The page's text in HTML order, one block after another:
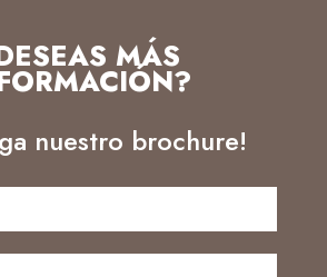
MÁS
nuestro brochure!